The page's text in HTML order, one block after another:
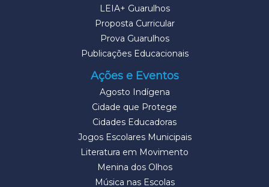
LEIA+ Guarulhos
Proposta Curricular
Prova Guarulhos
Publicações Educacionais
Ações e Eventos
Agosto Indígena
Cidade que Protege
Cidades Educadoras
Jogos Escolares Municipais
Literatura em Movimento
Menina dos Olhos
Música nas Escolas